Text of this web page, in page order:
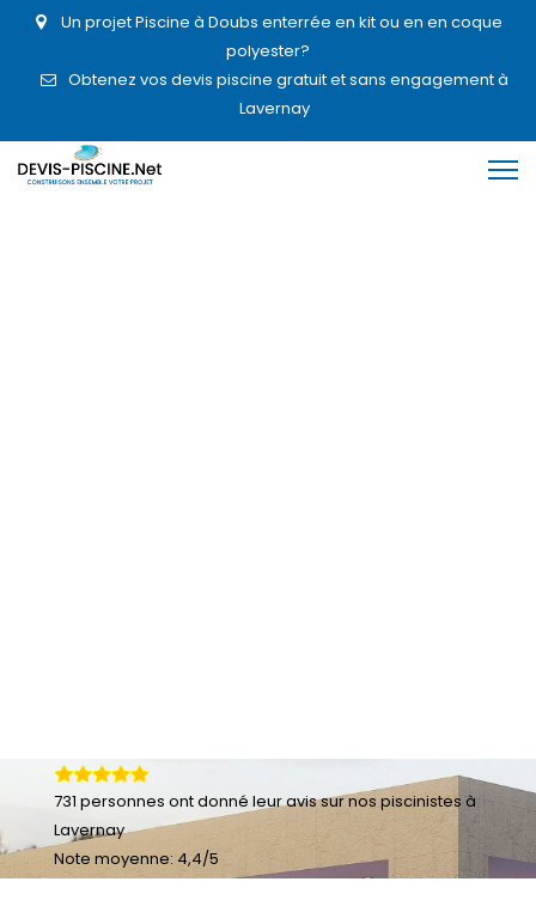
Un projet Piscine à Doubs enterrée en kit ou en en coque
polyester?
Obtenez vos devis piscine gratuit et sans engagement à
Lavernay
731 personnes ont donné leuravis sur nos piscinistes à
Lavernay
Note moyenne: 4,4/5